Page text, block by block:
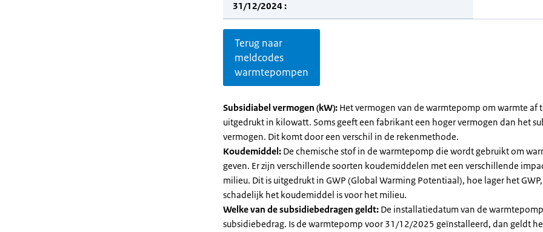
31/12/2024 :
Terug naar
meldcodes
warmtepompen
Subsidiabel vermogen (kW): Het vermogen van de warmtepomp om warmte af
uitgedrukt in kilowatt. Soms geeft een fabrikant een hoger vermogen dan het
vermogen. Dit komt door een verschil in de rekenmethode.
Koudemiddel: De chemische stof in de warmtepomp die wordt gebruikt om
geven. Er zijn verschillende soorten koudemiddelen met een verschillende
milieu. Dit is uitgedrukt in GWP (Global Warming Potentiaal), hoe lager het
schadelijk het koudemiddel is voor het milieu.
Welke van de subsidiebedragen geldt: De installatiedatum van de
subsidiebedrag. Is de warmtepomp voor 31/12/2025 geïnstalleerd, dan geldt